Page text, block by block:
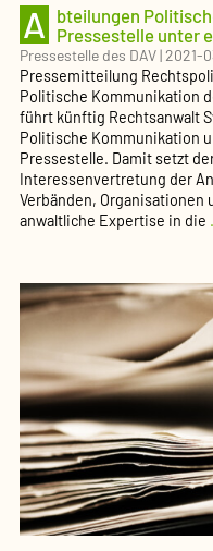
des
DAV)
A bteilungen
Presse­stelle unter
Pressestelle des DAV|2021-
Pressemitteilung
Politische Kommunikation
führt künftig Rechtsanwalt
Politische Kommunikation
Pressestelle. Damit setzt
Interessenvertretung der
Verbänden, Organisationen
anwaltliche Expertise in die